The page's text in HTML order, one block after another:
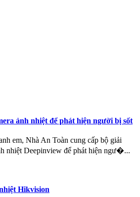
ảnh nhiệt để phát hiện người bị sốt
em, Nhà An Toàn cung cấp bộ giải
nhiệt Deepinview để phát hiện ngư�...
Hikvision